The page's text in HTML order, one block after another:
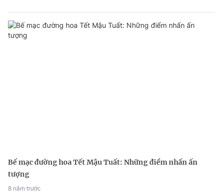
Bế mạc đường hoa Tết Mậu Tuất: Những điểm nhấn ấn
tượng
8 năm trước